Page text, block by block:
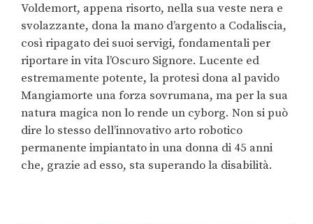
Voldemort, appena risorto, nella sua veste nera e
svolazzante, dona la mano d’argento a Codaliscia,
così ripagato dei suoi servigi, fondamentali per
riportare in vita l’Oscuro Signore. Lucente ed
estremamente potente, la protesi dona al pavido
Mangiamorte una forza sovrumana, ma per la sua
natura magica non lo rende un cyborg. Non si può
dire lo stesso dell’innovativo arto robotico
permanente impiantato in una donna di 45 anni
che, grazie ad esso, sta superando la disabilità.